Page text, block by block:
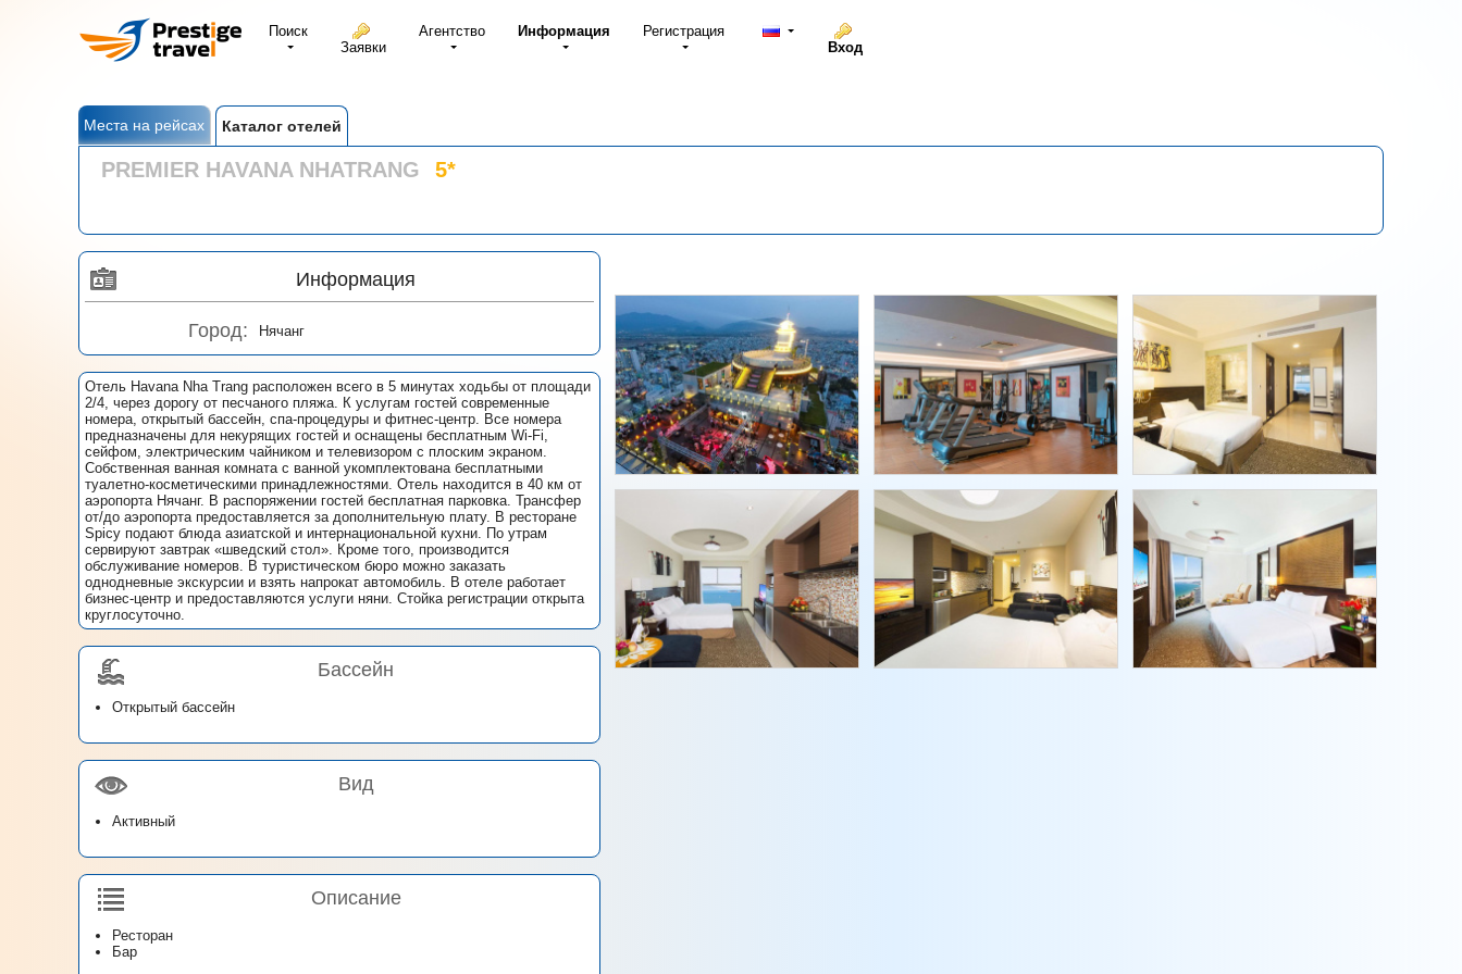
Поиск
Заявки
Агентство Информация
Регистрация
Вход
Места на рейсах Каталог отелей
PREMIER HAVANA NHATRANG 5*
Информация
Город: Нячанг
Отель Havana Nha Trang расположен всего в 5 минутах ходьбы от площади
2/4, через дорогу от песчаного пляжа. К услугам гостей современные
номера, открытый бассейн, спа-процедуры и фитнес-центр. Все номера
предназначены для некурящих гостей и оснащены бесплатным Wi-Fi,
сейфом, электрическим чайником и телевизором с плоским экраном.
Собственная ванная комната с ванной укомплектована бесплатными
туалетно-косметическими принадлежностями. Отель находится в 40 км от
аэропорта Нячанг. В распоряжении гостей бесплатная парковка. Трансфер
от/до аэропорта предоставляется за дополнительную плату. В ресторане
Spicy подают блюда азиатской и интернациональной кухни. По утрам
сервируют завтрак «шведский стол». Кроме того, производится
обслуживание номеров. В туристическом бюро можно заказать
однодневные экскурсии и взять напрокат автомобиль. В отеле работает
бизнес-центр и предоставляются услуги няни. Стойка регистрации открыта
круглосуточно.
Бассейн
Открытый бассейн
Вид
Активный
Описание
Ресторан
Бар